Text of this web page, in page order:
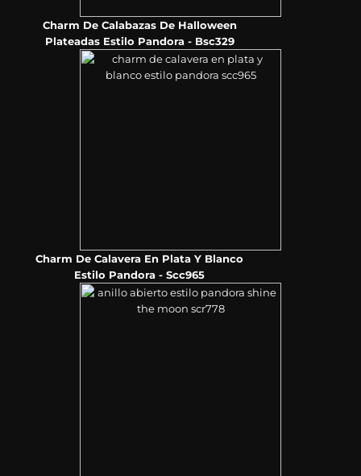
Charm De Calabazas De Halloween
Plateadas Estilo Pandora - Bsc329
Charm De Calavera En Plata Y Blanco
Estilo Pandora - Scc965